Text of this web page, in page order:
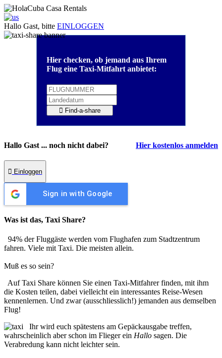
Hallo Gast, bitte EINLOGGEN
Hier checken, ob jemand aus Ihrem
Flug eine Taxi-Mitfahrt anbietet:
Find-a-share
Hier kostenlos anmelden
Hallo Gast ... noch nicht dabei?
Einloggen
Sign in with Google
Was ist das, Taxi Share?
94% der Fluggäste werden vom Flughafen zum Stadtzentrum
fahren. Viele mit Taxi. Die meisten allein.
Muß es so sein?
Auf Taxi Share können Sie einen Taxi-Mitfahrer finden, mit ihm
die Kosten teilen, dabei vielleicht ein interessantes Reise-Wesen
kennenlernen. Und zwar (ausschliesslich!) jemanden aus demselben
Flug!
Ihr wird euch spätestens am Gepäckausgabe treffen,
wahrscheinlich aber schon im Flieger ein Hallo sagen. Die
Verabredung kann nicht leichter sein.